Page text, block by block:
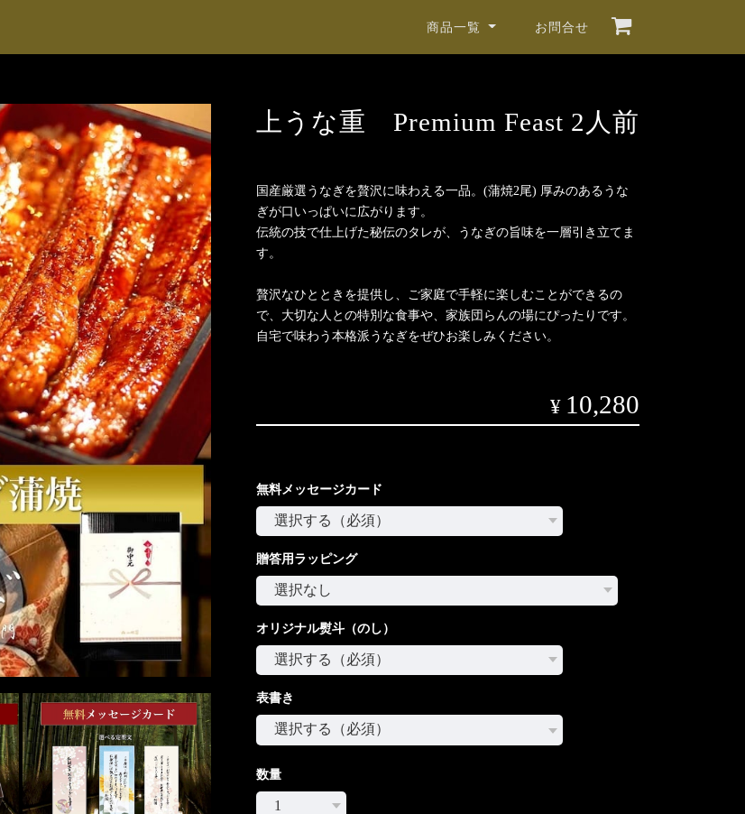
商品一覧 お問合せ
上うな重 Premium Feast 2人前
国産厳選うなぎを贅沢に味わえる一品。(蒲焼2尾) 厚みのあるうな
ぎが口いっぱいに広がります。
伝統の技で仕上げた秘伝のタレが、うなぎの旨味を一層引き立てま
す。
贅沢なひとときを提供し、ご家庭で手軽に楽しむことができるの
で、大切な人との特別な食事や、家族団らんの場にぴったりです。
自宅で味わう本格派うなぎをぜひお楽しみください。
¥ 10,280
無料メッセージカード
贈答用ラッピング
オリジナル熨斗（のし）
表書き
数量